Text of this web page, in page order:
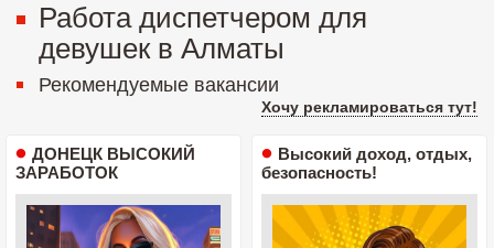
Работа диспетчером для
девушек в Алматы
Рекомендуемые вакансии
Хочу рекламироваться тут!
ДОНЕЦК ВЫСОКИЙ
ЗАРАБОТОК
Высокий доход, отдых,
безопасность!